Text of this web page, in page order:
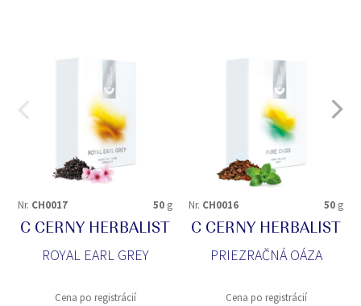
Nr. CH0017 50 g
C CERNY HERBALIST
ROYAL EARL GREY
Cena po registrácií
Nr. CH0016 50 g
C CERNY HERBALIST
PRIEZRAČNÁ OÁZA
Cena po registrácií